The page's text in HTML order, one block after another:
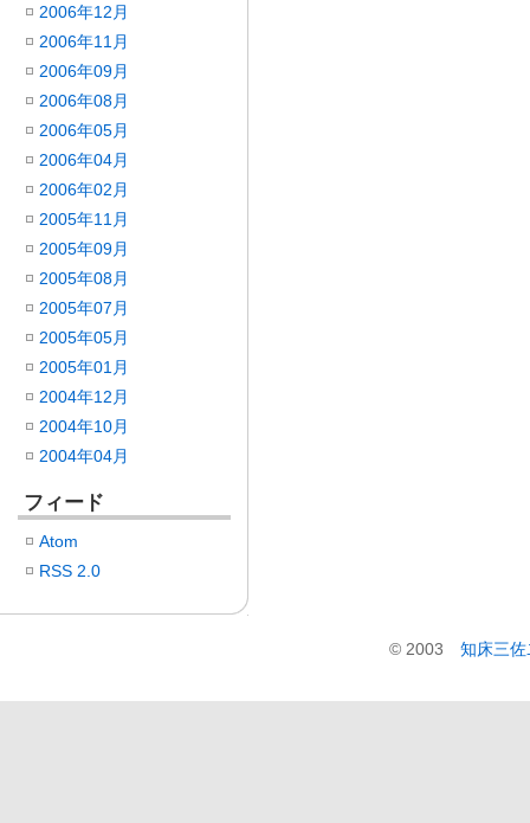
2006年12月
2006年11月
2006年09月
2006年08月
2006年05月
2006年04月
2006年02月
2005年11月
2005年09月
2005年08月
2005年07月
2005年05月
2005年01月
2004年12月
2004年10月
2004年04月
フィード
Atom
RSS 2.0
© 2003 知床三